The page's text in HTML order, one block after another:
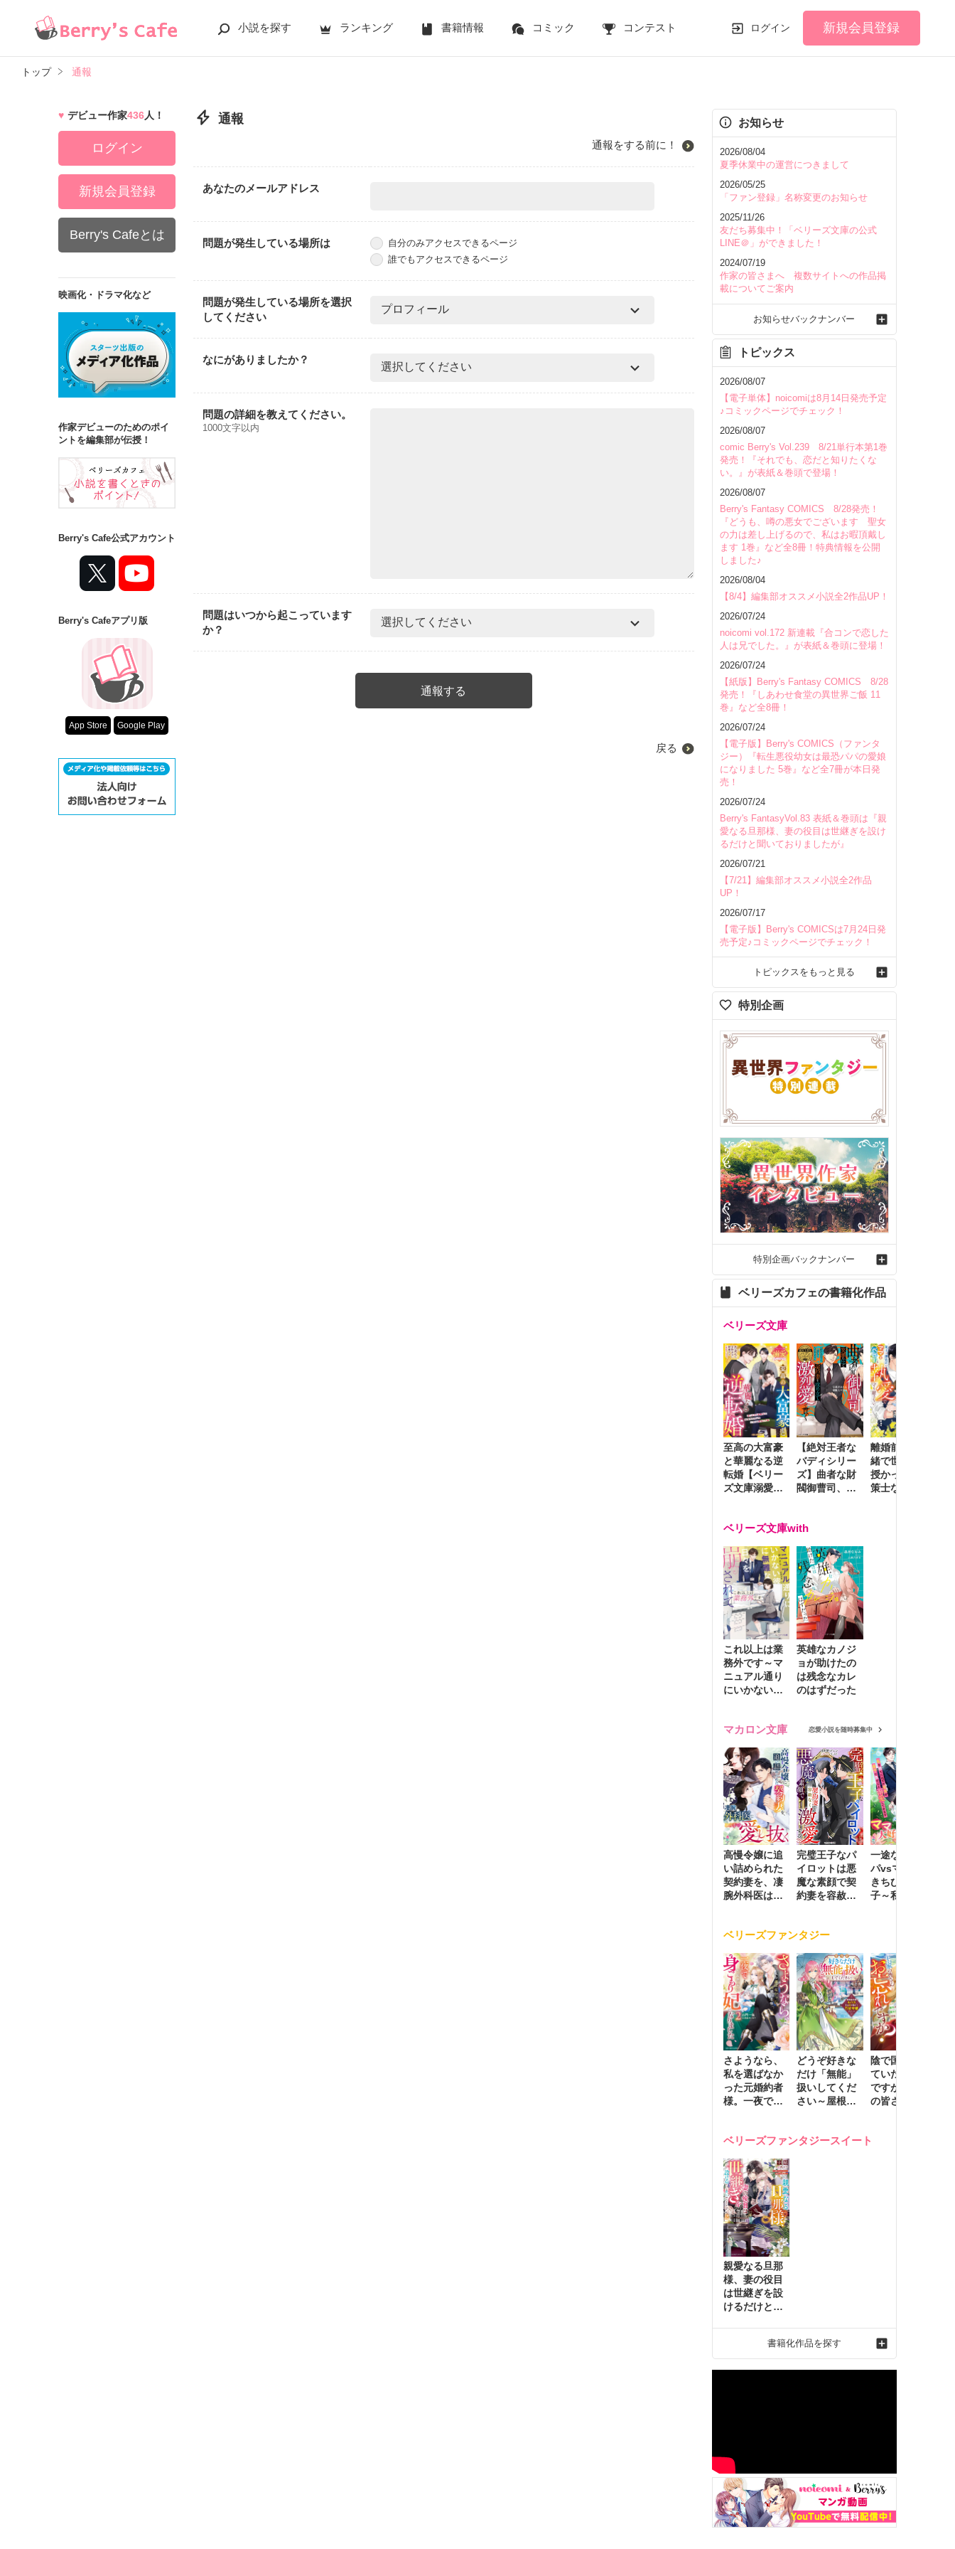
小説を探す ランキング 書籍情報 コミック コンテスト ログイン 新規会員登録
トップ 通報
通報
通報をする前に！
あなたのメールアドレス
問題が発生している場所は
自分のみアクセスできるページ
誰でもアクセスできるページ
問題が発生している場所を選択
してください
なにがありましたか？
問題の詳細を教えてください。
1000文字以内
問題はいつから起こっています
か？
戻る
デビュー作家436人！
ログイン
新規会員登録
Berry's Cafeとは
映画化・ドラマ化など
作家デビューのためのポイ
ントを編集部が伝授！
Berry's Cafe公式アカウント
Berry's Cafeアプリ版
App Store Google Play
お知らせ
2026/08/04
夏季休業中の運営につきまして
2026/05/25
「ファン登録」名称変更のお知らせ
2025/11/26
友だち募集中！「ベリーズ文庫の公式
LINE＠」ができました！
2024/07/19
作家の皆さまへ 複数サイトへの作品掲
載についてご案内
お知らせバックナンバー
トピックス
2026/08/07
【電子単体】noicomiは8月14日発売予定
♪コミックページでチェック！
2026/08/07
comic Berry's Vol.239 8/21単行本第1巻
発売！『それでも、恋だと知りたくな
い。』が表紙＆巻頭で登場！
2026/08/07
Berry's Fantasy COMICS 8/28発売！
『どうも、噂の悪女でございます 聖女
の力は差し上げるので、私はお暇頂戴し
ます 1巻』など全8冊！特典情報を公開
しました♪
2026/08/04
【8/4】編集部オススメ小説全2作品UP！
2026/07/24
noicomi vol.172 新連載『合コンで恋した
人は兄でした。』が表紙＆巻頭に登場！
2026/07/24
【紙版】Berry's Fantasy COMICS 8/28
発売！『しあわせ食堂の異世界ご飯 11
巻』など全8冊！
2026/07/24
【電子版】Berry's COMICS（ファンタ
ジー）『転生悪役幼女は最恐パパの愛娘
になりました 5巻』など全7冊が本日発
売！
2026/07/24
Berry's FantasyVol.83 表紙＆巻頭は『親
愛なる旦那様、妻の役目は世継ぎを設け
るだけと聞いておりましたが』
2026/07/21
【7/21】編集部オススメ小説全2作品
UP！
2026/07/17
【電子版】Berry's COMICSは7月24日発
売予定♪コミックページでチェック！
トピックスをもっと見る
特別企画
特別企画バックナンバー
ベリーズカフェの書籍化作品
ベリーズ文庫
至高の大富豪
と華麗なる逆
転婚【ベリー
ズ文庫溺愛ア
【絶対王者な
バディシリー
ズ】曲者な財
閥御曹司、笑
激烈愛で貫く
離婚前夜に内
緒で世継ぎを
授かったら～
策士な御曹司
ベリーズ文庫with
これ以上は業
務外です～マ
ニュアル通り
にいかない彼
英雄なカノジ
ョが助けたの
は残念なカレ
のはずだった
マカロン文庫 恋愛小説を随時募集中
高慢令嬢に追
い詰められた
契約妻を、凄
腕外科医はこ
完璧王子なパ
イロットは悪
魔な素顔で契
約妻を容赦な
一途な社長パ
パvsママ大好
きちびっこ息
子～私を捨て
ベリーズファンタジー
さようなら、
私を選ばなか
った元婚約者
様。一夜で大
ました２
どうぞ好きな
だけ「無能」
扱いしてくだ
さい～屋根裏
動かす万能令
陰で国を支え
ていたのは私
ですが、王家
の皆さんお忘
れ才女の辺境
ベリーズファンタジースイート
親愛なる旦那
様、妻の役目
は世継ぎを設
けるだけと聞
れ才女の幸せ
な結婚～2
書籍化作品を探す